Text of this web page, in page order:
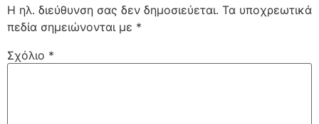
Η ηλ. διεύθυνση σας δεν δημοσιεύεται. Τα υποχρεωτικά
πεδία σημειώνονται με *
Σχόλιο *